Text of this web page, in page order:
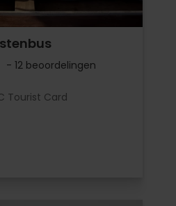
- 12 beoordelingen
Tourist Card